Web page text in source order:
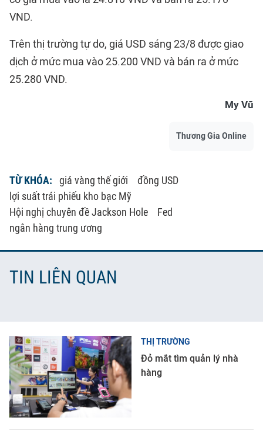
VND.
Trên thị trường tự do, giá USD sáng 23/8 được giao
dịch ở mức mua vào 25.200 VND và bán ra ở mức
25.280 VND.
My Vũ
Thương Gia Online
TỪ KHÓA: giá vàng thế giới
đồng USD
lợi suất trái phiếu kho bạc Mỹ
Hội nghị chuyên đề Jackson Hole
Fed
ngân hàng trung ương
TIN LIÊN QUAN
THỊ TRƯỜNG
Đỏ mắt tìm quản lý nhà
hàng